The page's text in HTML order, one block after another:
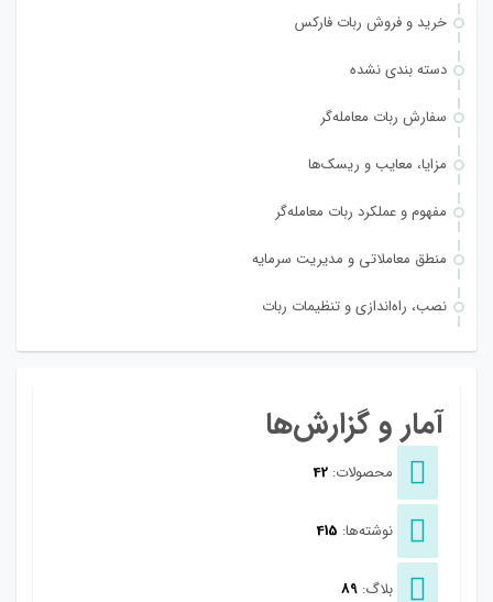
خرید و فروش ربات فارکس
دسته بندی نشده
سفارش ربات معامله‌گر
مزایا، معایب و ریسک‌ها
مفهوم و عملکرد ربات معامله‌گر
منطق معاملاتی و مدیریت سرمایه
نصب، راه‌اندازی و تنظیمات ربات
آمار و گزارش‌ها
محصولات: 42
نوشته‌ها: 415
بلاگ: 89